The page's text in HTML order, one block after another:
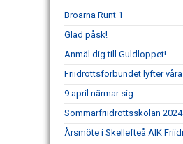
Broarna Runt 1
Glad påsk!
Anmäl dig till Guldloppet!
Friidrottsförbundet lyfter
9 april närmar sig
Sommarfriidrottsskolan 2024
Årsmöte i Skellefteå AIK